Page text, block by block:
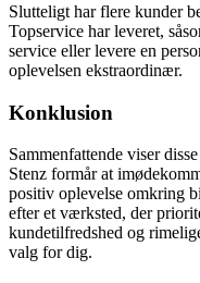
Slutteligt har flere kunder
Topservice har leveret,
service eller levere en
oplevelsen ekstraordinær.
Konklusion
Sammenfattende viser
Stenz formår at
positiv oplevelse omkring
efter et værksted, der
kundetilfredshed og
valg for dig.